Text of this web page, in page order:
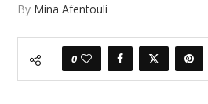
By Mina Afentouli
0